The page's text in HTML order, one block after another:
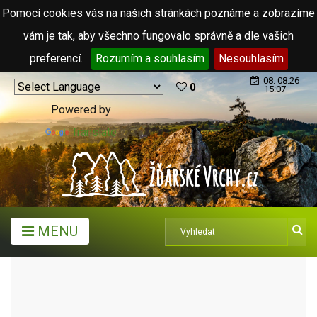
Pomocí cookies vás na našich stránkách poznáme a zobrazíme
vám je tak, aby všechno fungovalo správně a dle vašich
preferencí.
Rozumím a souhlasím Nesouhlasím
Powered by
Translate
0
08. 08.26
15:07
MENU